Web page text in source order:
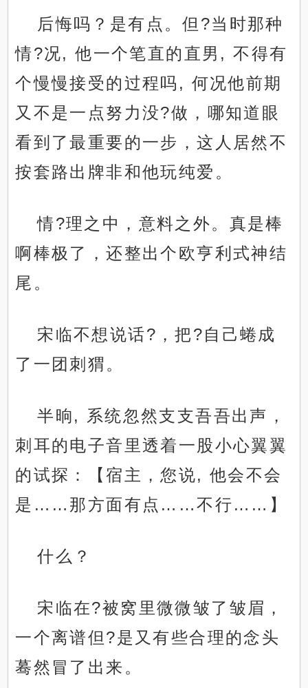
后悔吗？是有点。但?当时那种
情?况, 他一个笔直的直男, 不得有
个慢慢接受的过程吗, 何况他前期
又不是一点努力没?做，哪知道眼
看到了最重要的一步，这人居然不
按套路出牌非和他玩纯爱。
情?理之中，意料之外。真是棒
啊棒极了，还整出个欧亨利式神结
尾。
宋临不想说话?，把?自己蜷成
了一团刺猬。
半晌, 系统忽然支支吾吾出声，
刺耳的电子音里透着一股小心翼翼
的试探：【宿主，您说, 他会不会
是……那方面有点……不行……】
什么？
宋临在?被窝里微微皱了皱眉，
一个离谱但?是又有些合理的念头
蓦然冒了出来。